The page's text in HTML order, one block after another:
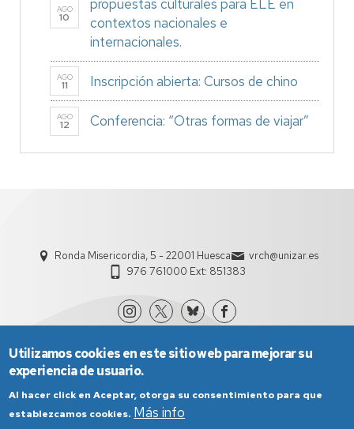
AGO
10
propuestas culturales para ELE en
contextos nacionales e
internacionales.
AGO
11 Inscripción abierta: Cursos de chino
AGO
12 Conferencia: “Otras formas de viajar”
Ronda Misericordia, 5 - 22001 Huesca
vrch@unizar.es
976 761000 Ext: 851383
Utilizamos cookies en este sitio web para mejorar su
experiencia de usuario.
Al hacer click en Aceptar, otorga su consentimiento para que
establezcamos cookies. Más info